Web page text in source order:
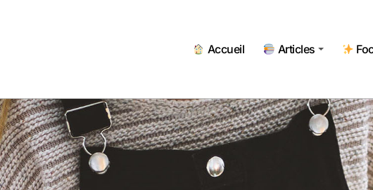
Accueil Articles